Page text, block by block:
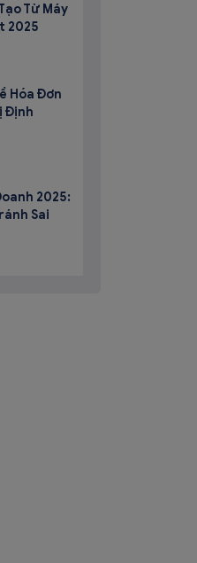
Từ Máy
2025
Hóa Đơn
Định
2025:
Sai